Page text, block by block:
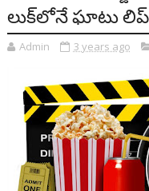
లుక్‌లోనే ఘాటు
Admin 3 years ago